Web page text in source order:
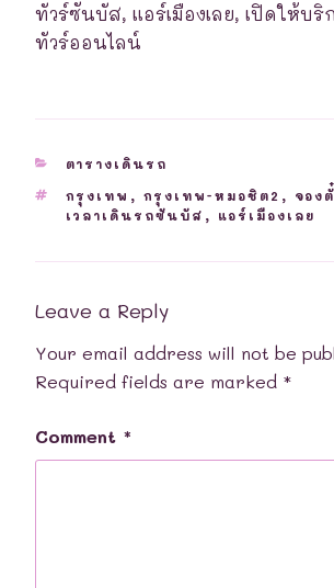
ทัวร์ซันบัส, แอร์เมืองเลย, เปิดให้บริ
ทัวร์ออนไลน์
CATEGORIES
ตารางเดินรถ
TAGS
กรุงเทพ , กรุงเทพ-หมอชิต2 , จอง
เวลาเดินรถซันบัส , แอร์เมืองเลย
Leave a Reply
Your email address will not be
Required fields are marked *
Comment *